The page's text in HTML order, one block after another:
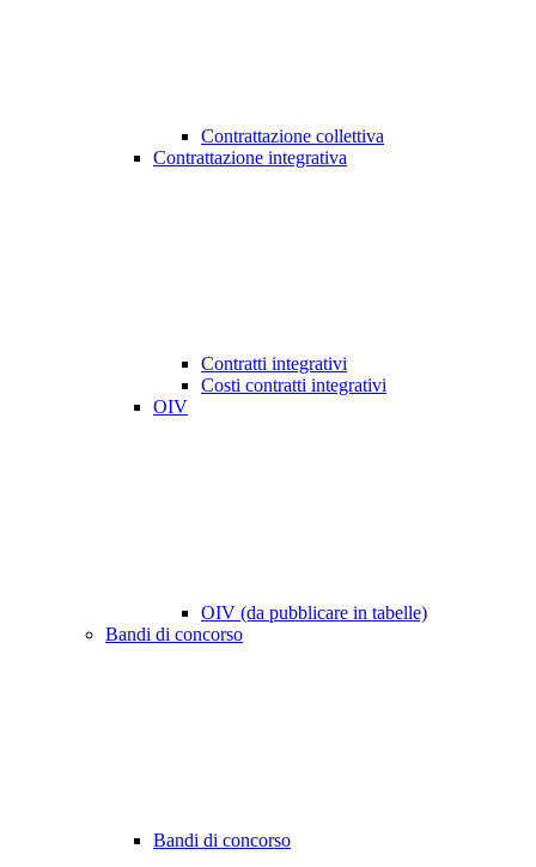
Contrattazione collettiva
Contrattazione integrativa
Contratti integrativi
Costi contratti integrativi
OIV
OIV (da pubblicare in tabelle)
Bandi di concorso
Bandi di concorso